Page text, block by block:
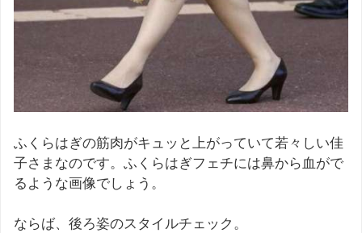
ふくらはぎの筋肉がキュッと上がっていて若々しい佳
子さまなのです。ふくらはぎフェチには鼻から血がで
るような画像でしょう。
ならば、後ろ姿のスタイルチェック。